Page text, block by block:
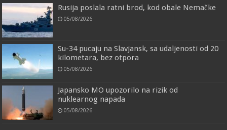
Rusija poslala ratni brod, kod obale Nemačke
05/08/2026
Su-34 pucaju na Slavjansk, sa udaljenosti od 20
kilometara, bez otpora
05/08/2026
Japansko MO upozorilo na rizik od
nuklearnog napada
05/08/2026